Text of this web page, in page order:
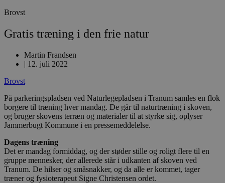
Brovst
Gratis træning i den frie natur
Martin Frandsen
| 12. juli 2022
Brovst
På parkeringspladsen ved Naturlegepladsen i Tranum samles en flok
borgere til træning hver mandag. De går til naturtræning i skoven,
og bruger skovens terræn og materialer til at styrke sig, oplyser
Jammerbugt Kommune i en pressemeddelelse.
Dagens træning
Det er mandag formiddag, og der støder stille og roligt flere til en
gruppe mennesker, der allerede står i udkanten af skoven ved
Tranum. De hilser og småsnakker, og da alle er kommet, tager
træner og fysioterapeut Signe Christensen ordet.